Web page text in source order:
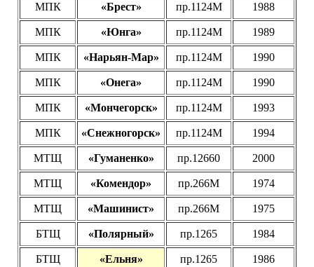
МПК «Брест» пр.1124М 1988
МПК «Юнга» пр.1124М 1989
МПК «Нарьян-Мар» пр.1124М 1990
МПК «Онега» пр.1124М 1990
МПК «Мончегорск» пр.1124М 1993
МПК «Снежногорск» пр.1124М 1994
МТЩ «Гуманенко» пр.12660 2000
МТЩ «Комендор» пр.266М 1974
МТЩ «Машинист» пр.266М 1975
БТЩ «Полярный» пр.1265 1984
БТЩ «Ельня» пр.1265 1986